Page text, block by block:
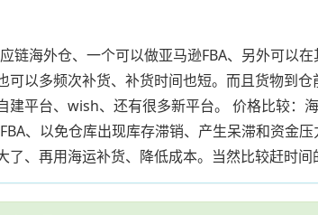
链海外仓、一个可以做亚马逊FBA、另外可以
可以多频次补货、补货时间也短。而且货物到
平台、wish、还有很多新平台。 价格比较：
、以免仓库出现库存滞销、产生呆滞和资
、再用海运补货、降低成本。当然比较赶时间